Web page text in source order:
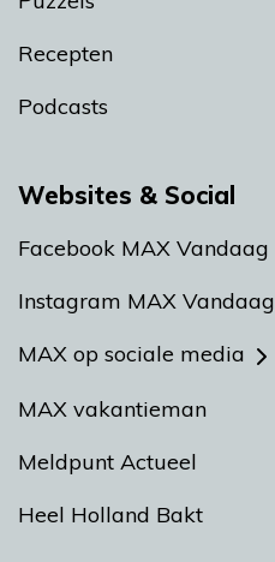
Recepten
Podcasts
Websites & Social
Facebook MAX Vandaag
Instagram MAX Vandaag
MAX op sociale media
MAX vakantieman
Meldpunt Actueel
Heel Holland Bakt